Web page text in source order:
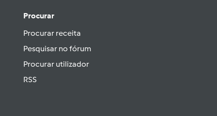
Procurar
Procurar receita
Pesquisar no fórum
Procurar utilizador
RSS